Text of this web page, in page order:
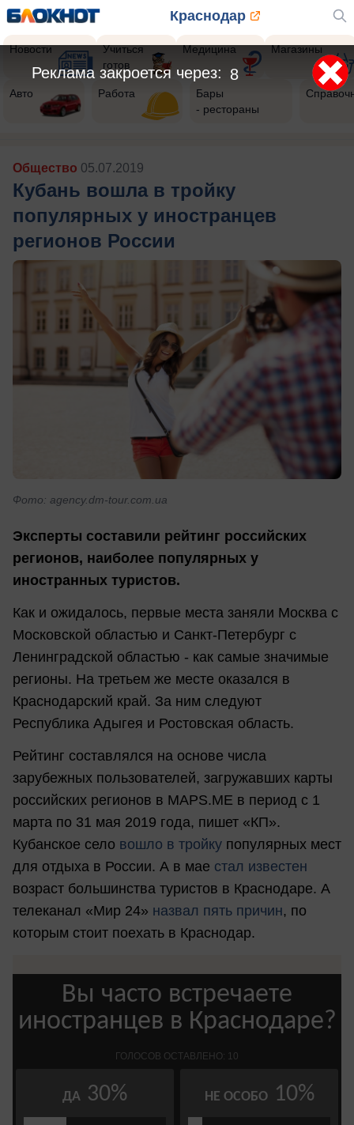
Краснодар
Новости
Учиться
готов
Медицина Магазины
Авто Работа
Бары
- рестораны
Общество 05.07.2019
Кубань вошла в тройку
популярных у иностранцев
регионов России
Фото: agency.dm-tour.com.ua
Эксперты составили рейтинг российских
регионов, наиболее популярных у
иностранных туристов.
Как и ожидалось, первые места заняли Москва с
Московской областью и Санкт-Петербург с
Ленинградской областью - как самые значимые
регионы. На третьем же месте оказался в
Краснодарский край. За ним следуют
Республика Адыгея и Ростовская область.
Рейтинг составлялся на основе числа
зарубежных пользователей, загружавших карты
российских регионов в MAPS.ME в период с 1
марта по 31 мая 2019 года, пишет «КП».
Кубанское село вошло в тройку популярных мест
для отдыха в России. А в мае стал известен
возраст большинства туристов в Краснодаре. А
телеканал «Мир 24» назвал пять причин, по
которым стоит поехать в Краснодар.
5
Реклама закроется через: